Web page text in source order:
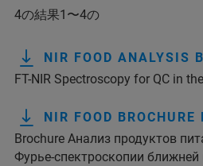
4の結果1〜4の
NIR FOOD ANALYSIS
FT-NIR Spectroscopy for QC in
NIR FOOD BROCHURE
Brochure Анализ продуктов
Фурье-спектроскопии